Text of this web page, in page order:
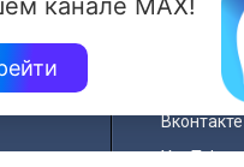
канале MAX!
Вконтакте
YouTube